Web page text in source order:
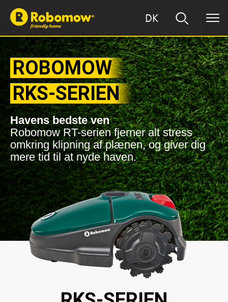
DK
ROBOMOW
RKS-SERIEN
Havens bedste ven
Robomow RT-serien fjerner alt stress
omkring klipning af plænen, og giver dig
mere tid til at nyde haven.